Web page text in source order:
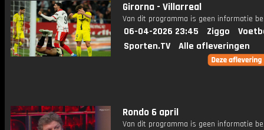
Girorna - Villarreal
Van dit programma is geen informatie
06-04-2026 23:45 Ziggo
Sporten.TV
Alle afleveringen
Rondo 6 april
Van dit programma is geen informatie